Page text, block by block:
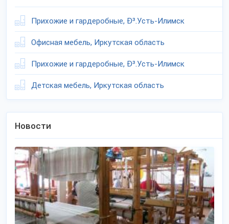
Прихожие и гардеробные, Ð³.Усть-Илимск
Офисная мебель, Иркутская область
Прихожие и гардеробные, Ð³.Усть-Илимск
Детская мебель, Иркутская область
Новости